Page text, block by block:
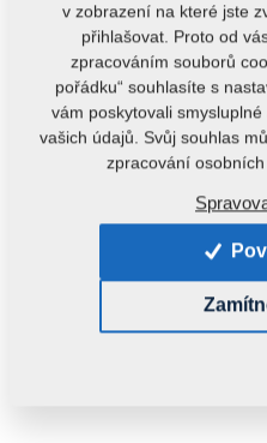
VÝPRODEJ
Kód produktu:
Tento díl je použitelný i
MONSUN
Hmotnost:
v zobrazení na které jste
přihlašovat. Proto od
zpracováním souborů
pořádku“ souhlasíte s
vám poskytovali
vašich údajů. Svůj souhlas
zpracování